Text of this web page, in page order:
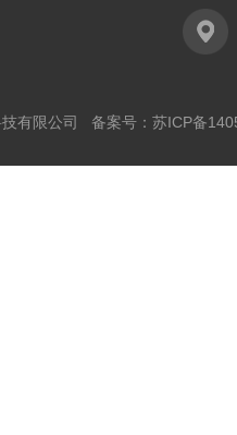
有限公司 备案号： 苏ICP备